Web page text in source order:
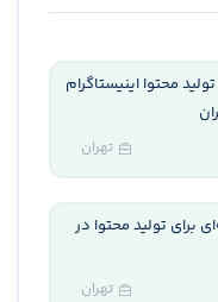
محتوا اینیستاگرام
تهران
برای تولید محتوا در
تهران